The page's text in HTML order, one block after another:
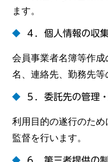
ます。
４．個人情報の収
会員事業者名簿等作
名、連絡先、勤務先等
５．委託先の管理
利用目的の遂行のた
監督を行います。